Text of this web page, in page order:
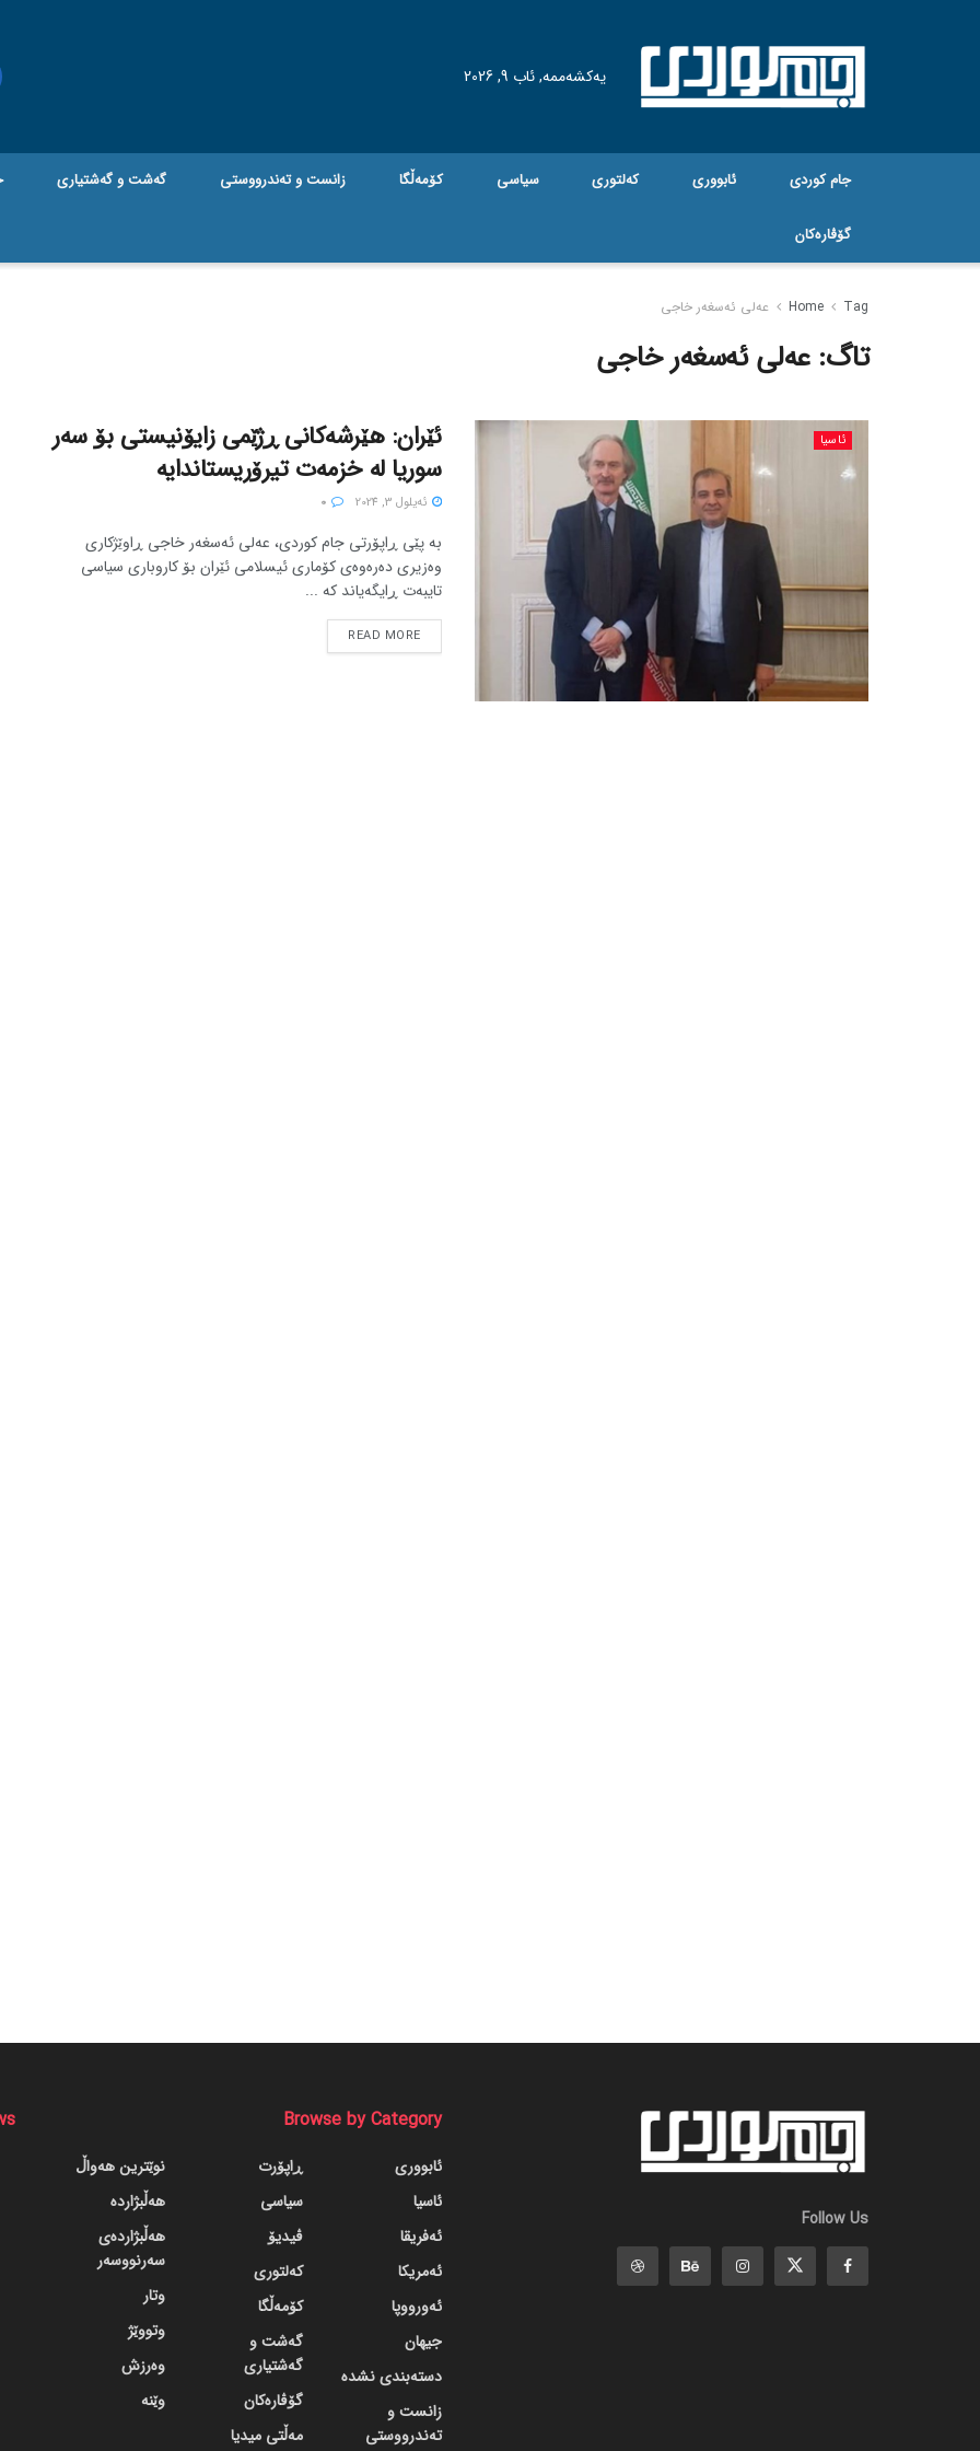
یەکشەممە, ئاب 9, 2026
جام کوردی ئابووری کەلتوری سیاسی کۆمەڵگا زانست و تەندرووستی گه‌شت و گه‌شتیاری
گۆڤاره‌کان
Home Tag عەلی ئەسغەر خاجی
تاگ:عەلی ئەسغەر خاجی
ئاسیا
ئێران: هێرشەکانی ڕژێمی زایۆنیستی بۆ سەر
سوریا لە خزمەت تیرۆریستاندایە
ئه‌یلول 3, 2024
بە پێی ڕاپۆرتی جام کوردی، عەلی ئەسغەر خاجی ڕاوێژکاری
وەزیری دەرەوەی کۆماری ئیسلامی ئێران بۆ کاروباری سیاسی
تایبەت ڕایگەیاند کە ...
READ MORE
Follow Us
Browse by Category
ئابووری
ئاسیا
ئەفریقا
ئەمریکا
ئەورووپا
جیهان
دسته‌بندی نشده
زانست و
تەندرووستی
ڕاپۆرت
سیاسی
ڤیدیۆ
کەلتوری
کۆمەڵگا
گه‌شت و
گه‌شتیاری
گۆڤاره‌کان
مەڵتی میدیا
نوێترین هەواڵ
هەڵبژاردە
هەڵبژاردەی
سەرنووسەر
وتار
وتووێژ
وەرزش
وێنە